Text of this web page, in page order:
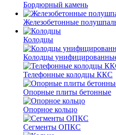
Бордюрный камень
Железобетонные
Колодцы
Колодцы
Телефонные колодцы ККС
Опорные плиты бетонные
Опорное кольцо
Сегменты ОПКС